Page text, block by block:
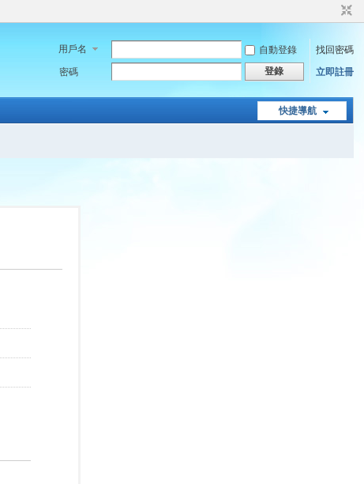
用戶名 自動登錄
找回密碼
密碼
登錄 立即註冊
快捷導航